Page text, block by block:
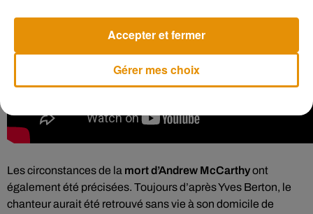
Les circonstances de la mort d’Andrew McCarthyont
également été précisées. Toujours d’après Yves Berton, le
chanteur aurait été retrouvé sans vie à son domicile de
Gérer mes choix
Accepter et fermer